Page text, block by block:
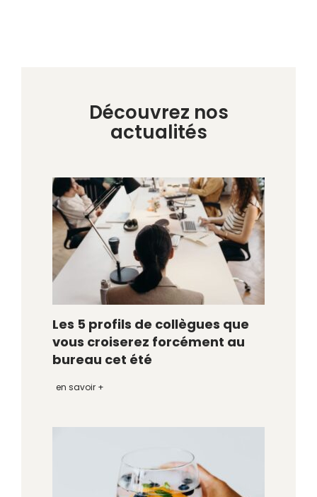
Découvrez nos
actualités
Les 5 profils de collègues que
vous croiserez forcément au
bureau cet été
en savoir +